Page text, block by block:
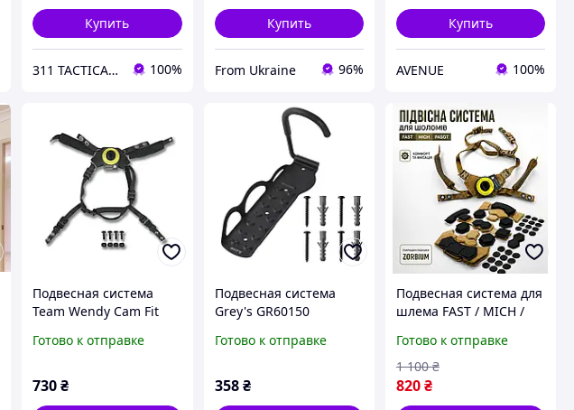
Купить
311 TACTICAL™ 100%
Купить
From Ukraine 96%
Купить
AVENUE 100%
Подвесная система
Team Wendy Cam Fit
MICH, ARCH
Готово к отправке
730₴
Подвесная система
Grey's GR60150
Готово к отправке
358 ₴
Подвесная система для
шлема FAST / MICH /
подушками Zorbium
комфорт и надежная
фиксация
Готово к отправке
820₴
1 100 ₴